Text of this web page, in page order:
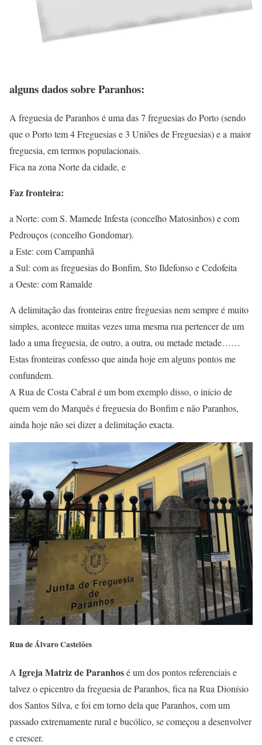
alguns dados sobre Paranhos:
A freguesia de Paranhos é uma das 7 freguesias do Porto (sendo
que o Porto tem 4 Freguesias e 3 Uniões de Freguesias) e a maior
freguesia, em termos populacionais.
Fica na zona Norte da cidade, e
Faz fronteira:
a Norte: com S. Mamede Infesta (concelho Matosinhos) e com
Pedrouços (concelho Gondomar).
a Este: com Campanhã
a Sul: com as freguesias do Bonfim, Sto Ildefonso e Cedofeita
a Oeste: com Ramalde
A delimitação das fronteiras entre freguesias nem sempre é muito
simples, acontece muitas vezes uma mesma rua pertencer de um
lado a uma freguesia, de outro, a outra, ou metade metade……
Estas fronteiras confesso que ainda hoje em alguns pontos me
confundem.
A Rua de Costa Cabral é um bom exemplo disso, o início de
quem vem do Marquês é freguesia do Bonfim e não Paranhos,
ainda hoje não sei dizer a delimitação exacta.
Rua de Álvaro Castelões
A Igreja Matriz de Paranhosé um dos pontos referenciais e
talvez o epicentro da freguesia de Paranhos, fica na Rua Dionísio
dos Santos Silva, e foi em torno dela que Paranhos, com um
passado extremamente rural e bucólico, se começou a desenvolver
e crescer.